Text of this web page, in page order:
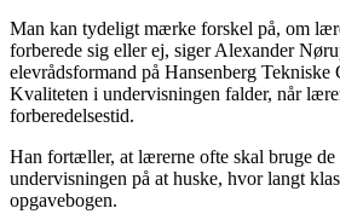
Man kan tydeligt mærke forskel på, om
forberede sig eller ej, siger Alexander
elevrådsformand på Hansenberg
Kvaliteten i undervisningen falder, når
forberedelsestid.
Han fortæller, at lærerne ofte skal bruge de
undervisningen på at huske, hvor langt
opgavebogen.